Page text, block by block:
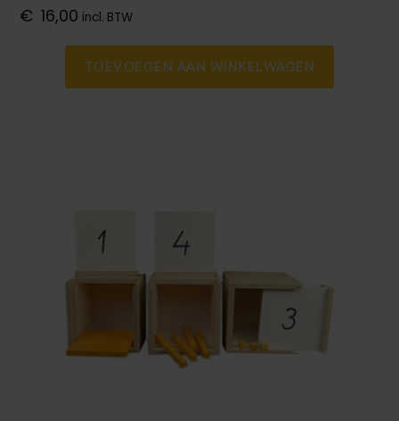
€ 16,00 incl. BTW
TOEVOEGEN AAN WINKELWAGEN